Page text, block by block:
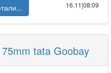
16.11|08:09
tata Goobay